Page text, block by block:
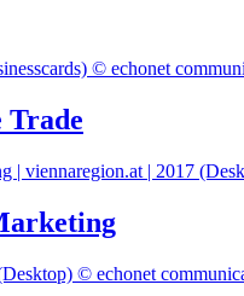
Trade